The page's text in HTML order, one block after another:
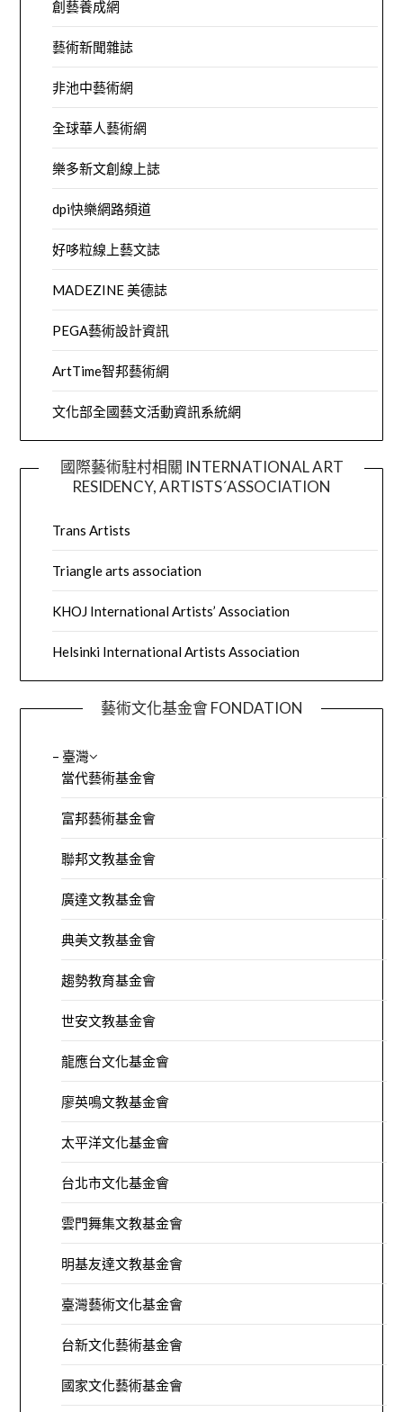
創藝養成網
藝術新聞雜誌
非池中藝術網
全球華人藝術網
樂多新文創線上誌
dpi快樂網路頻道
好哆粒線上藝文誌
MADEZINE 美德誌
PEGA藝術設計資訊
ArtTime智邦藝術網
文化部全國藝文活動資訊系統網
國際藝術駐村相關 INTERNATIONAL ART
RESIDENCY, ARTISTS´ASSOCIATION
Trans Artists
Triangle arts association
KHOJ International Artists’ Association
Helsinki International Artists Association
藝術文化基金會 FONDATION
– 臺灣
當代藝術基金會
富邦藝術基金會
聯邦文教基金會
廣達文教基金會
典美文教基金會
趨勢教育基金會
世安文教基金會
龍應台文化基金會
廖英鳴文教基金會
太平洋文化基金會
台北市文化基金會
雲門舞集文教基金會
明基友達文教基金會
臺灣藝術文化基金會
台新文化藝術基金會
國家文化藝術基金會